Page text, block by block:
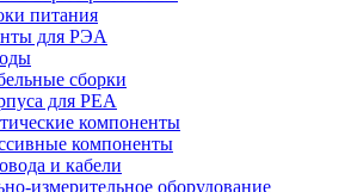
питания
для РЭА
сборки
для РЕА
компоненты
компоненты
и кабели
измерительное оборудование